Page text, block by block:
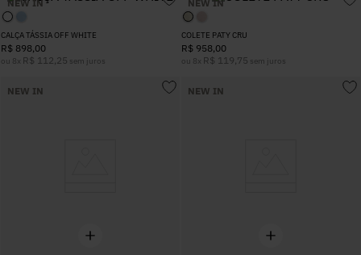
NEW IN
CALÇA TÁSSIA OFF WHITE
R$ 898,00
ou 8 x R$ 112,25 sem juros
NEW IN
COLETE PATY CRU
R$ 958,00
ou 8 x R$ 119,75 sem juros
NEW IN NEW IN
6º Colete